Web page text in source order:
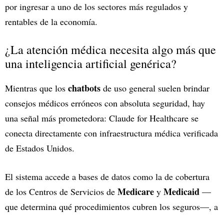
por ingresar a uno de los sectores más regulados y
rentables de la economía.
¿La atención médica necesita algo más que
una inteligencia artificial genérica?
Mientras que los chatbots de uso general suelen brindar
consejos médicos erróneos con absoluta seguridad, hay
una señal más prometedora: Claude for Healthcare se
conecta directamente con infraestructura médica verificada
de Estados Unidos.
El sistema accede a bases de datos como la de cobertura
de los Centros de Servicios de Medicare y Medicaid —
que determina qué procedimientos cubren los seguros—, a